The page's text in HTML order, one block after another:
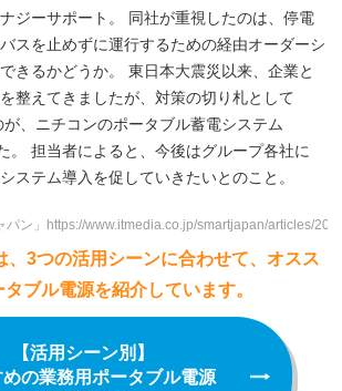
ジーサポート。 同社が重視したのは、停電
スを止めずに運行するための経由オーダーシ
きるかどうか。 東日本大震災以来、企業と
整えてきましたが、対策の切り札として
、ニチコンのポータブル蓄電システム
。 担当者によると、今後はグループ各社に
ステム導入を促していきたいとのこと。
ン」 https://www.itmedia.co.jp/smartjapan/articles/
、3つの活用シーンに合わせて、オスス
タブル電源を紹介しています。
【活用シーン別】
めの業務用ポータブル電源